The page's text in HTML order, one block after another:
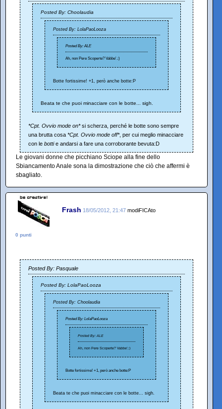
Posted By: Choolaudia
Posted By: LolaPaoLooza
Posted By: ALE
Ah, non Pere Scoperte? Vabbe'.:)
Botte fortissime! +1, però anche botte:P
Beata te che puoi minacciare con le botte... sigh.
*Cpt. Ovvio mode on*si scherza, perché le botte sono sempre
una brutta cosa *Cpt. Ovvio mode off*, per cui meglio minacciare
con le bottie andarsi a fare una corroborante bevuta:D
Le giovani donne che picchiano Sciope alla fine dello
Sbiancamento Anale sona la dimostrazione che ciò che affermi è
sbagliato.
Frash 18/05/2012, 21:47 modiFICAto
0 punti
Posted By: Pasquale
Posted By: LolaPaoLooza
Posted By: Choolaudia
Posted By: LolaPaoLooza
Posted By: ALE
Ah, non Pere Scoperte? Vabbe'.:)
Botte fortissime! +1, però anche botte:P
Beata te che puoi minacciare con le botte... sigh.